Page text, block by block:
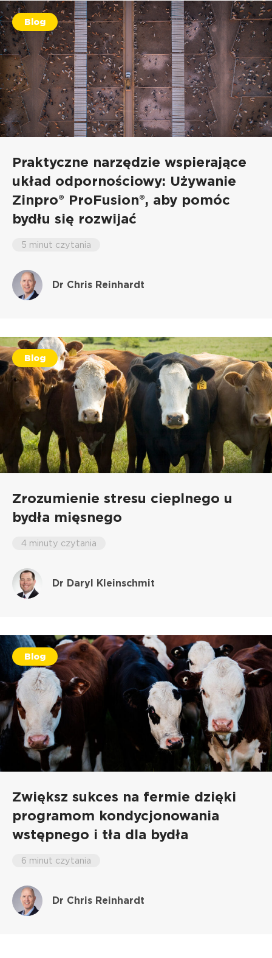
Blog
Praktyczne narzędzie wspierające
układ odpornościowy: Używanie
Zinpro® ProFusion®, aby pomóc
bydłu się rozwijać
5 minut czytania
Dr Chris Reinhardt
Blog
Zrozumienie stresu cieplnego u
bydła mięsnego
4 minuty czytania
Dr Daryl Kleinschmit
Blog
Zwiększ sukces na fermie dzięki
programom kondycjonowania
wstępnego i tła dla bydła
6 minut czytania
Dr Chris Reinhardt